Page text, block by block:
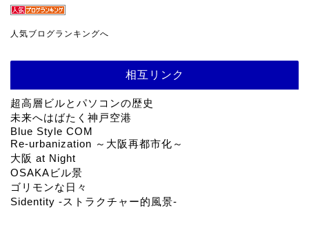
人気ブログランキングへ
相互リンク
超高層ビルとパソコンの歴史
未来へはばたく神戸空港
Blue Style COM
Re-urbanization ～大阪再都市化～
大阪 at Night
OSAKAビル景
ゴリモンな日々
Sidentity -ストラクチャー的風景-